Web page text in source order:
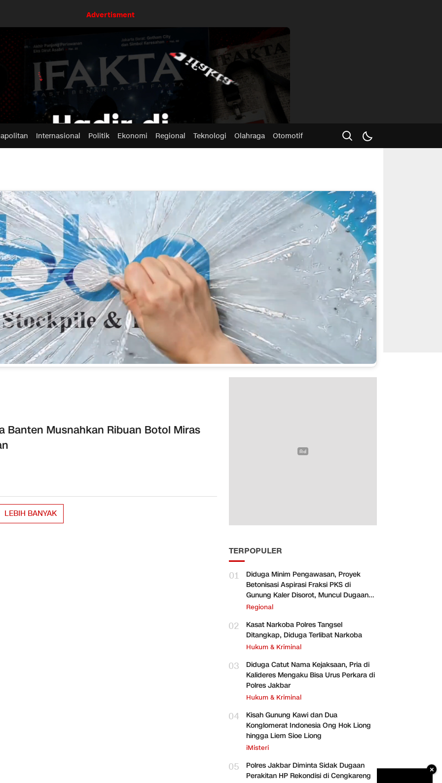
Advertisment
Internasional Politik Ekonomi Regional Teknologi Olahraga Otomotif
Banten Musnahkan Ribuan Botol Miras
LEBIH BANYAK
TERPOPULER
01
Diduga Minim Pengawasan, Proyek
Betonisasi Aspirasi Fraksi PKS di
Gunung Kaler Disorot, Muncul Dugaan
Pengurangan Volume
Regional
02
Kasat Narkoba Polres Tangsel
Ditangkap, Diduga Terlibat Narkoba
Hukum & Kriminal
03
Diduga Catut Nama Kejaksaan, Pria di
Kalideres Mengaku Bisa Urus Perkara di
Polres Jakbar
Hukum & Kriminal
04
Kisah Gunung Kawi dan Dua
Konglomerat Indonesia Ong Hok Liong
hingga Liem Sioe Liong
iMisteri
05
Polres Jakbar Diminta Sidak Dugaan
Perakitan HP Rekondisi di Cengkareng
×